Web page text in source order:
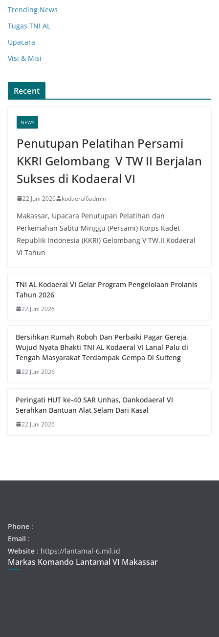
Trending News
Tugas TNI AL
Upacara
Visi & Misi
Recent
NEWS
Penutupan Pelatihan Persami
KKRI Gelombang V TW II Berjalan
Sukses di Kodaeral VI
22 Juni 2026 kodaeral6admin
Makassar, Upacara Penutupan Pelatihan dan
Perkemahan Sabtu Minggu (Persami) Korps Kadet
Republik Indonesia (KKRI) Gelombang V TW.II Kodaeral
VI Tahun
TNI AL Kodaeral VI Gelar Program Pengelolaan Prolanis
Tahun 2026
22 Juni 2026
Bersihkan Rumah Roboh Dan Perbaiki Pagar Gereja,
Wujud Nyata Bhakti TNI AL Kodaeral VI Lanal Palu di
Tengah Masyarakat Terdampak Gempa Di Sulteng
22 Juni 2026
Peringati HUT ke-40 SAR Unhas, Dankodaeral VI
Serahkan Bantuan Alat Selam Dari Kasal
22 Juni 2026
Phone :
Email :
Website : https://lantamal-6.mil.id
Markas Komando Lantamal VI Makassar